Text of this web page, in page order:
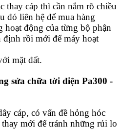
thay cáp thì cần nắm rõ chiều
đó liên hệ để mua hàng
hoạt động của từng bộ phận
định rồi mới để máy hoạt
mặt đất.
sửa chữa tời điện Pa300 -
cáp, có vấn đề hỏng hóc
mới để tránh những rủi lo